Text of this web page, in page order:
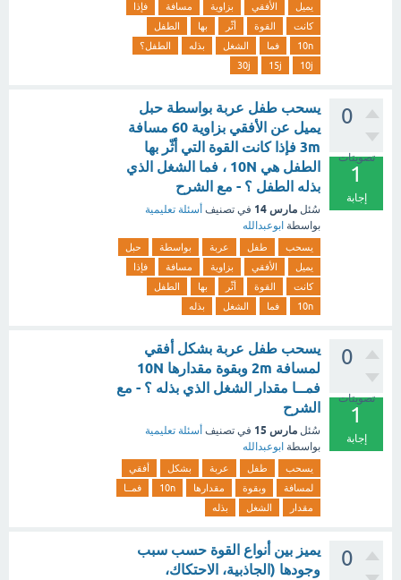
يميل
الأفقي بزاوية مسافة
فإذا
كانت
القوة أثّر بها
الطفل
10n
فما الشغل بذله
الطفل؟
10j
15j
30j
0
تصويتات
1
إجابة
يسحب طفل عربة بواسطة حبل
يميل عن الأفقي بزاوية 60 مسافة
3m فإذا كانت القوة التي أثّر بها
الطفل هي 10N ، فما الشغل الذي
بذله الطفل ؟ - مع الشرح
سُئل مارس 14 في تصنيف أسئلة تعليمية
بواسطة ابوعبدالله
يسحب طفل عربة بواسطة
حبل
يميل
الأفقي بزاوية مسافة
فإذا
كانت
القوة أثّر بها
الطفل
10n
فما الشغل بذله
0
تصويتات
1
إجابة
يسحب طفل عربة بشكل أفقي
لمسافة 2m وبقوة مقدارها 10N
فمــا مقدار الشغل الذي بذله ؟ - مع
الشرح
سُئل مارس 15 في تصنيف أسئلة تعليمية
بواسطة ابوعبدالله
يسحب طفل عربة بشكل
أفقي
لمسافة
وبقوة مقدارها 10n
فمــا
مقدار
الشغل بذله
0
يميز بين أنواع القوة حسب سبب
وجودها (الجاذبية، الاحتكاك،